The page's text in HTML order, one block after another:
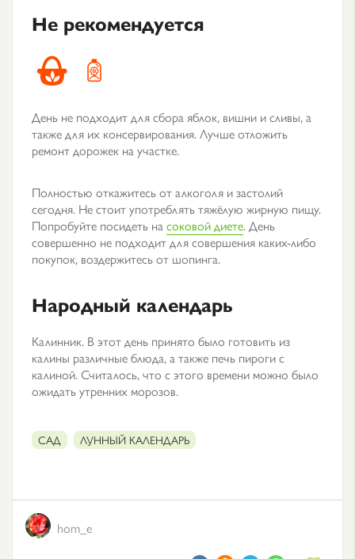
Не рекомендуется
День не подходит для сбора яблок, вишни и сливы, а
также для их консервирования. Лучше отложить
ремонт дорожек на участке.
Полностью откажитесь от алкоголя и застолий
сегодня. Не стоит употреблять тяжёлую жирную пищу.
Попробуйте посидеть насоковой диете. День
совершенно не подходит для совершения каких-либо
покупок, воздержитесь от шопинга.
Народный календарь
Калинник. В этот день принято было готовить из
калины различные блюда, а также печь пироги с
калиной. Считалось, что с этого времени можно было
ожидать утренних морозов.
САД ЛУННЫЙ КАЛЕНДАРЬ
hom_e